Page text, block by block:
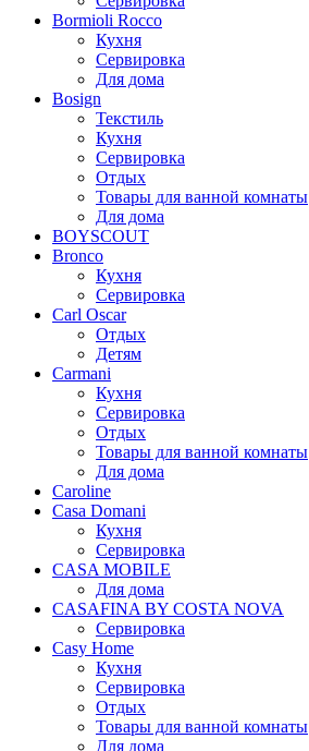
Bormioli Rocco
Кухня
Сервировка
Для дома
Bosign
Текстиль
Кухня
Сервировка
Отдых
Товары для ванной комнаты
Для дома
BOYSCOUT
Bronco
Кухня
Сервировка
Carl Oscar
Отдых
Детям
Carmani
Кухня
Сервировка
Отдых
Товары для ванной комнаты
Для дома
Caroline
Casa Domani
Кухня
Сервировка
CASA MOBILE
Для дома
CASAFINA BY COSTA NOVA
Сервировка
Casy Home
Кухня
Сервировка
Отдых
Товары для ванной комнаты
Для дома